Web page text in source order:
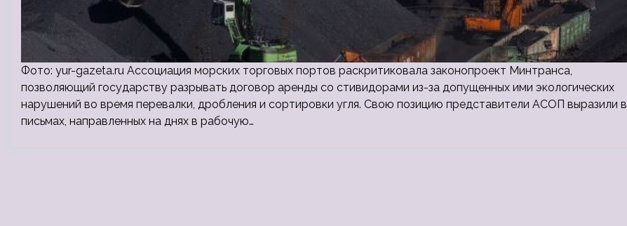
Фото: yur-gazeta.ru Ассоциация морских торговых портов раскритиковала законопроект Минтранса,
позволяющий государству разрывать договор аренды со стивидорами из-за допущенных ими экологических
нарушений во время перевалки, дробления и сортировки угля. Свою позицию представители АСОП выразили в
письмах, направленных на днях в рабочую…